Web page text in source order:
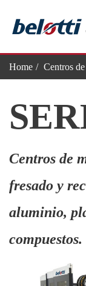
content
Home Centros
Centros de
fresado y
aluminio,
compuestos.